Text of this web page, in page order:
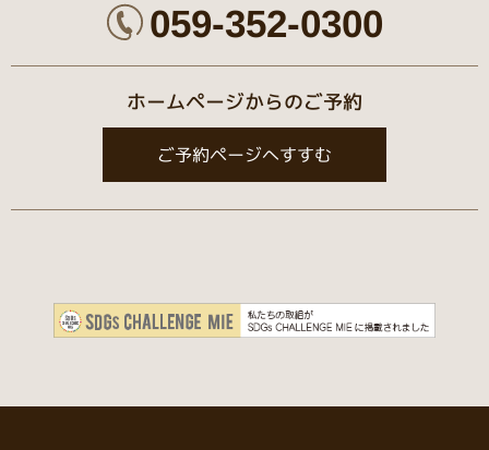
059-352-0300
ホームページからのご予約
ご予約ページへすすむ